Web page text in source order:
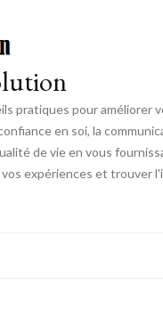
pratiques pour améliorer
en soi, la
de vie en vous
expériences et trouver